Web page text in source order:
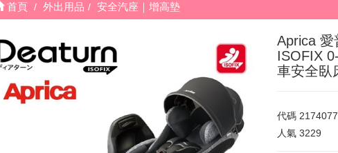
首頁 外出用品 安全汽座｜增高墊
Aprica 愛
ISOFIX
車安全臥
代碼 2174077
人氣 3229